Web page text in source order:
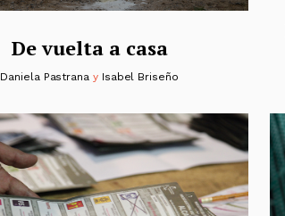
De vuelta a casa
Daniela Pastrana y Isabel Briseño